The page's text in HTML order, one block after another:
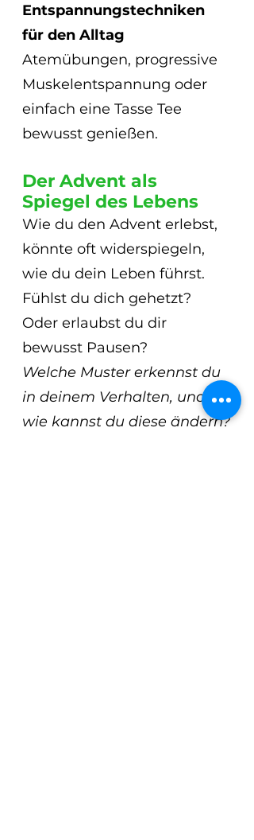
Entspannungstechniken
für den Alltag
Atemübungen, progressive
Muskelentspannung oder
einfach eine Tasse Tee
bewusst genießen.
Der Advent als
Spiegel des Lebens
Wie du den Advent erlebst,
könnte oft widerspiegeln,
wie du dein Leben führst.
Fühlst du dich gehetzt?
Oder erlaubst du dir
bewusst Pausen?
Welche Muster erkennst du
in deinem Verhalten, und
wie kannst du diese ändern?